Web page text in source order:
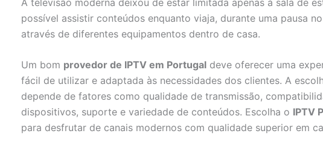
possível assistir conteúdos enquanto viaja, durante uma pausa
através de diferentes equipamentos dentro de casa.
Um bom provedor de IPTV em Portugal deve oferecer uma
fácil de utilizar e adaptada às necessidades dos clientes. A
depende de fatores como qualidade de transmissão,
dispositivos, suporte e variedade de conteúdos. Escolha o IPTV
para desfrutar de canais modernos com qualidade superior em